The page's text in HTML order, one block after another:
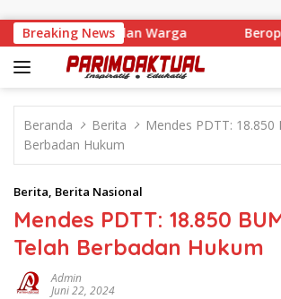
Breaking News
Kawal Usulan Warga
Beranda Berita
Mendes PDTT: 18.850
Berbadan Hukum
Berita, Berita Nasional
Mendes PDTT: 18.850
Telah Berbadan Hukum
Admin
Juni 22, 2024